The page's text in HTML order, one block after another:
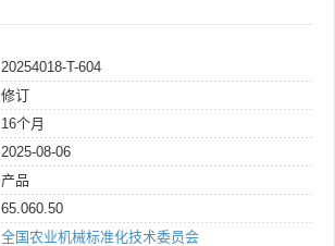
20254018-T-604
修订
16个月
2025-08-06
产品
65.060.50
全国农业机械标准化技术委员会